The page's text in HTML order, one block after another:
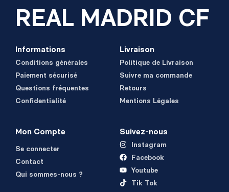
REAL MADRID CF
Informations
Conditions générales
Paiement sécurisé
Questions fréquentes
Confidentialité
Livraison
Politique de Livraison
Suivre ma commande
Retours
Mentions Légales
Mon Compte
Se connecter
Contact
Qui sommes-nous ?
Suivez-nous
Instagram
Facebook
Youtube
Tik Tok